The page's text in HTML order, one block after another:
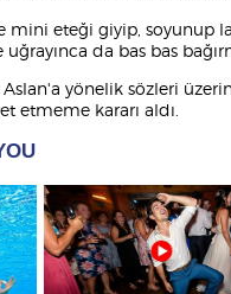
mini eteği giyip, soyunup
uğrayınca da bas bas
yönelik sözleri
etmeme kararı aldı.